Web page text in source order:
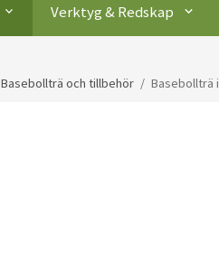
Verktyg & Redskap
Basebollträ och tillbehör / Basebollträ